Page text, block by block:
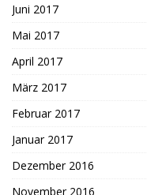
Juni 2017
Mai 2017
April 2017
März 2017
Februar 2017
Januar 2017
Dezember 2016
November 2016